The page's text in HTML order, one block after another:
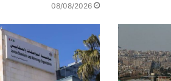
08/08/2026